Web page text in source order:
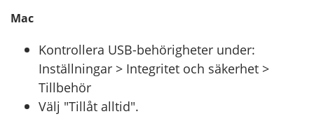
Mac
Kontrollera USB-behörigheter under:
Inställningar > Integritet och säkerhet >
Tillbehör
Välj "Tillåt alltid".